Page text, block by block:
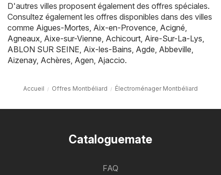
D'autres villes proposent également des offres spéciales.
Consultez également les offres disponibles dans des villes
comme Aigues-Mortes Aix-en-Provence Acigné
Agneaux Aixe-sur-Vienne Achicourt Aire-Sur-La-Lys
ABLON SUR SEINE Aix-les-Bains Agde Abbeville
Aizenay, Achères Agen Ajaccio.
Accueil Offres Montbéliard Électroménager Montbéliard
Cataloguemate
FAQ